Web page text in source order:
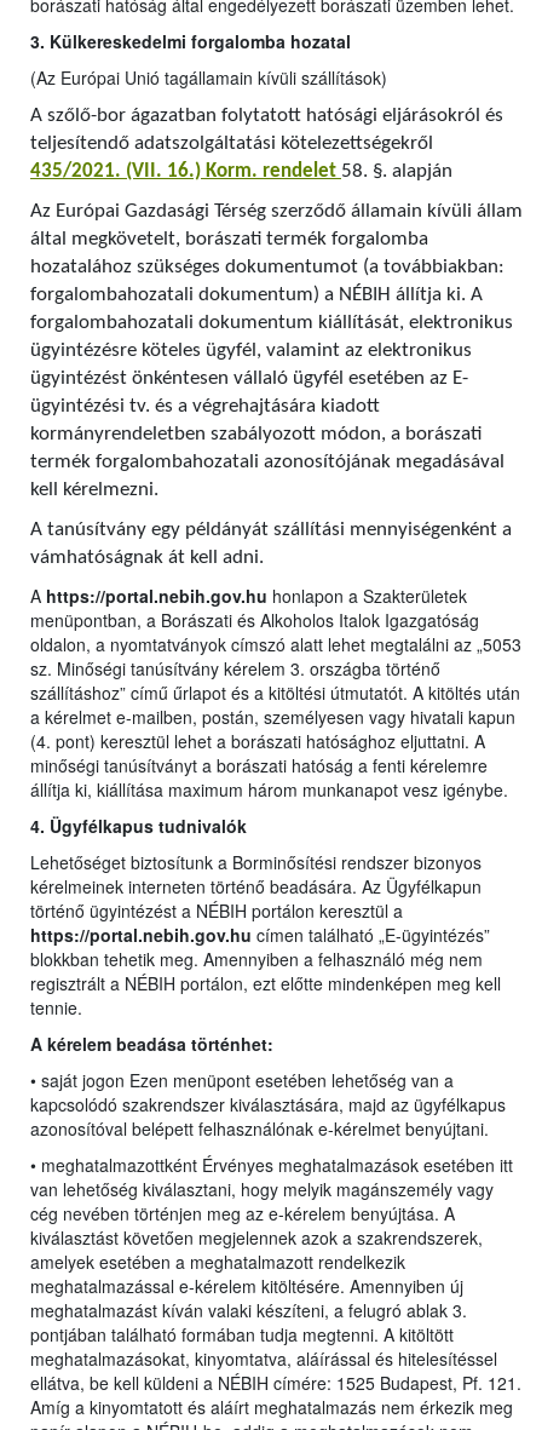
borászati hatóság által engedélyezett borászati üzemben lehet.
3. Külkereskedelmi forgalomba hozatal
(Az Európai Unió tagállamain kívüli szállítások)
A szőlő-bor ágazatban folytatott hatósági eljárásokról és
teljesítendő adatszolgáltatási kötelezettségekről
435/2021. (VII. 16.) Korm. rendelet 58. §. alapján
Az Európai Gazdasági Térség szerződő államain kívüli állam
által megkövetelt, borászati termék forgalomba
hozatalához szükséges dokumentumot (a továbbiakban:
forgalombahozatali dokumentum) a NÉBIH állítja ki. A
forgalombahozatali dokumentum kiállítását, elektronikus
ügyintézésre köteles ügyfél, valamint az elektronikus
ügyintézést önkéntesen vállaló ügyfél esetében az E-
ügyintézési tv. és a végrehajtására kiadott
kormányrendeletben szabályozott módon, a borászati
termék forgalombahozatali azonosítójának megadásával
kell kérelmezni.
A tanúsítvány egy példányát szállítási mennyiségenként a
vámhatóságnak át kell adni.
A https://portal.nebih.gov.hu honlapon a Szakterületek
menüpontban, a Borászati és Alkoholos Italok Igazgatóság
oldalon, a nyomtatványok címszó alatt lehet megtalálni az „5053
sz. Minőségi tanúsítvány kérelem 3. országba történő
szállításhoz” című űrlapot és a kitöltési útmutatót. A kitöltés után
a kérelmet e-mailben, postán, személyesen vagy hivatali kapun
(4. pont) keresztül lehet a borászati hatósághoz eljuttatni. A
minőségi tanúsítványt a borászati hatóság a fenti kérelemre
állítja ki, kiállítása maximum három munkanapot vesz igénybe.
4. Ügyfélkapus tudnivalók
Lehetőséget biztosítunk a Borminősítési rendszer bizonyos
kérelmeinek interneten történő beadására. Az Ügyfélkapun
történő ügyintézést a NÉBIH portálon keresztül a
https://portal.nebih.gov.hu címen található „E-ügyintézés”
blokkban tehetik meg. Amennyiben a felhasználó még nem
regisztrált a NÉBIH portálon, ezt előtte mindenképen meg kell
tennie.
A kérelem beadása történhet:
• saját jogon Ezen menüpont esetében lehetőség van a
kapcsolódó szakrendszer kiválasztására, majd az ügyfélkapus
azonosítóval belépett felhasználónak e-kérelmet benyújtani.
• meghatalmazottként Érvényes meghatalmazások esetében itt
van lehetőség kiválasztani, hogy melyik magánszemély vagy
cég nevében történjen meg az e-kérelem benyújtása. A
kiválasztást követően megjelennek azok a szakrendszerek,
amelyek esetében a meghatalmazott rendelkezik
meghatalmazással e-kérelem kitöltésére. Amennyiben új
meghatalmazást kíván valaki készíteni, a felugró ablak 3.
pontjában található formában tudja megtenni. A kitöltött
meghatalmazásokat, kinyomtatva, aláírással és hitelesítéssel
ellátva, be kell küldeni a NÉBIH címére: 1525 Budapest, Pf. 121.
Amíg a kinyomtatott és aláírt meghatalmazás nem érkezik meg